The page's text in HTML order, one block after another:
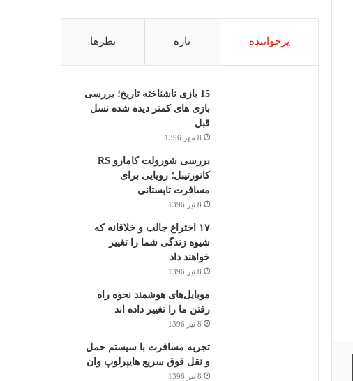
چاپ
پرخواننده تازه نظرها
15 بازی ناشناخته تاریخ؛ بررسی
بازی های کمتر دیده شده نسل
قبل
8 مهر 1396
بررسی شورولت کامارو RS
کانورتیبل؛ رویایی برای
مسافرت تابستانی
8 تیر 1396
۱۷ اختراع جالب و خلاقانه که
شیوه زندگی شما را تغییر
خواهند داد
8 تیر 1396
موبایل‌های هوشمند نحوه راه
رفتن ما را تغییر داده اند
8 تیر 1396
تجربه مسافرت با سیستم حمل
و نقل فوق سریع هایپرلوپ وان
8 تیر 1396